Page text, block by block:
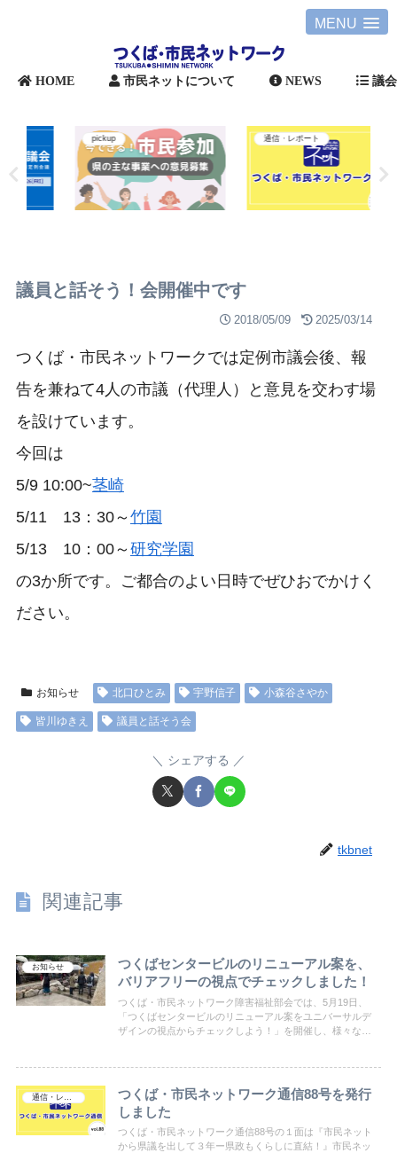
MENU
HOME 市民ネットについて NEWS 議会
通信・レポート
議員と話そう！会開催中です
2018/05/09 2025/03/14
つくば・市民ネットワークでは定例市議会後、報
告を兼ねて4人の市議（代理人）と意見を交わす場
を設けています。
今回は
5/9 10:00~茎崎
5/11 13：30～ 竹園
5/13 10：00～ 研究学園
の3か所です。ご都合のよい日時でぜひおでかけく
ださい。
お知らせ 北口ひとみ 宇野信子 小森谷さやか
皆川ゆきえ 議員と話そう会
シェアする
tkbnet
関連記事
お知らせ
つくばセンタービルのリニューアル案を、
バリアフリーの視点でチェックしました！
つくば・市民ネットワーク障害福祉部会では、5月19日、
「つくばセンタービルのリニューアル案をユニバーサルデ
ザインの視点からチェックしよう！」を開催し、様々な障
つくば・市民ネットワーク通信88号を発行
しました
つくば・市民ネットワーク通信88号の１面は『市民ネット
から県議を出して３年ー県政もくらしに直結！』市民ネッ